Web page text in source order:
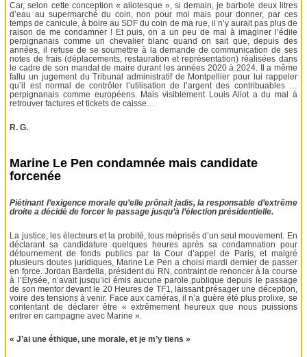
Car, selon cette conception « aliotesque », si demain, je barbote deux litres
d’eau au supermarché du coin, non pour moi mais pour donner, par ces
temps de canicule, à boire au SDF du coin de ma rue, il n’y aurait pas plus de
raison de me condamner ! Et puis, on a un peu de mal à imaginer l’édile
perpignanais comme un chevalier blanc quand on sait que, depuis des
années, il refuse de se soumettre à la demande de communication de ses
notes de frais (déplacements, restauration et représentation) réalisées dans
le cadre de son mandat de maire durant les années 2020 à 2024. Il a même
fallu un jugement du Tribunal administratif de Montpellier pour lui rappeler
qu’il est normal de contrôler l’utilisation de l’argent des contribuables …
perpignanais comme européens. Mais visiblement Louis Aliot a du mal à
retrouver factures et tickets de caisse…
R. G.
Marine Le Pen condamnée mais candidate
forcenée
Piétinant l’exigence morale qu’elle prônait jadis, la responsable d’extrême
droite a décidé de forcer le passage jusqu’à l’élection présidentielle.
La justice, les électeurs et la probité, tous méprisés d’un seul mouvement. En
déclarant sa candidature quelques heures après sa condamnation pour
détournement de fonds publics par la Cour d’appel de Paris, et malgré
plusieurs doutes juridiques, Marine Le Pen a choisi mardi dernier de passer
en force. Jordan Bardella, président du RN, contraint de renoncer à la course
à l’Élysée, n’avait jusqu’ici émis aucune parole publique depuis le passage
de son mentor devant le 20 Heures de TF1, laissant présager une déception,
voire des tensions à venir. Face aux caméras, il n’a guère été plus prolixe, se
contentant de déclarer être « extrêmement heureux que nous puissions
entrer en campagne avec Marine ».
« J’ai une éthique, une morale, et je m’y tiens »